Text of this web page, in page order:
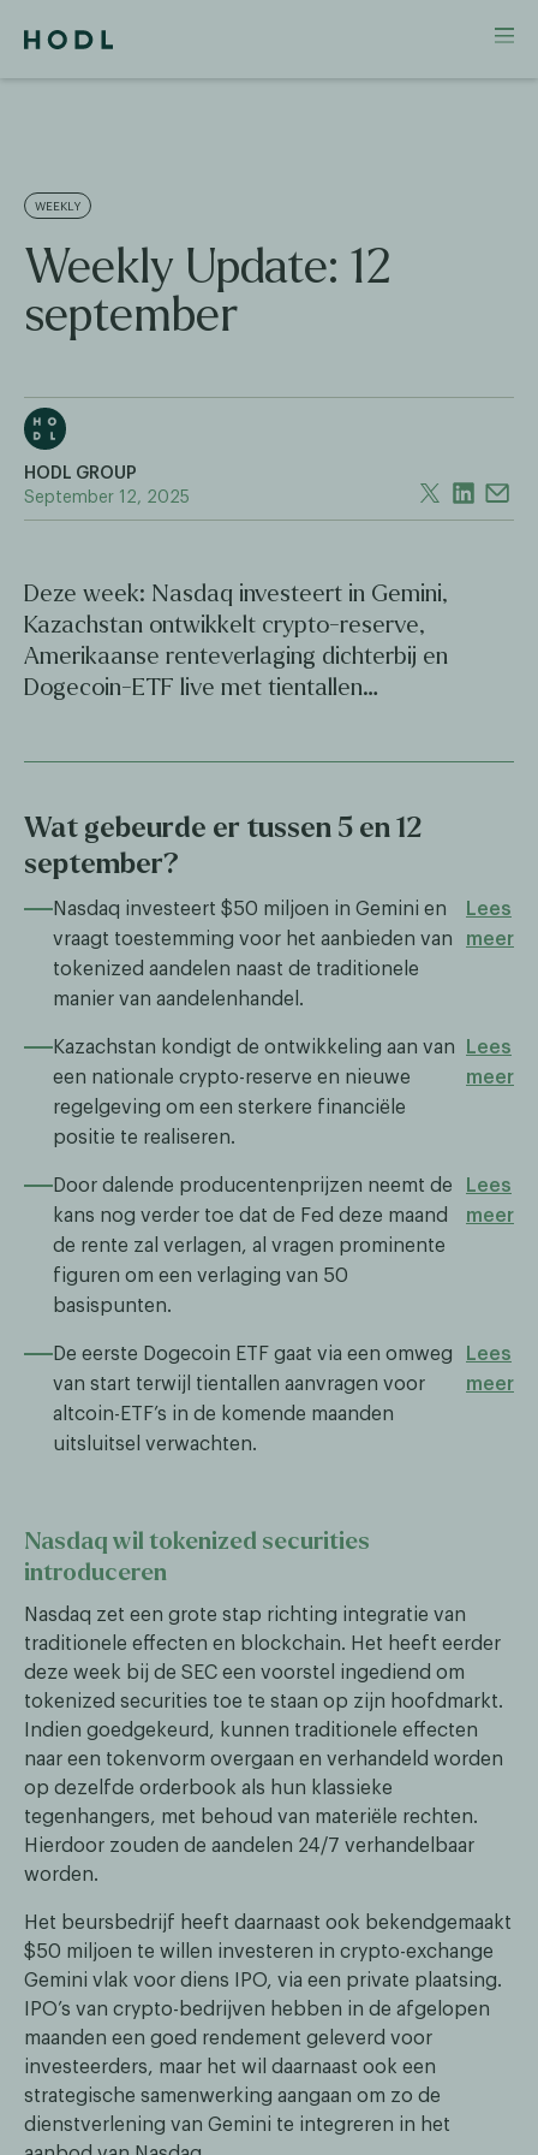
WEEKLY
Weekly Update: 12
september
HODL GROUP
September 12, 2025
Deze week: Nasdaq investeert in Gemini,
Kazachstan ontwikkelt crypto-reserve,
Amerikaanse renteverlaging dichterbij en
Dogecoin-ETF live met tientallen…
Wat gebeurde er tussen 5 en 12
september?
Nasdaq investeert $50 miljoen in Gemini en
vraagt toestemming voor het aanbieden van
tokenized aandelen naast de traditionele
manier van aandelenhandel.
Lees
meer
Kazachstan kondigt de ontwikkeling aan van
een nationale crypto-reserve en nieuwe
regelgeving om een sterkere financiële
positie te realiseren.
Lees
meer
Door dalende producentenprijzen neemt de
kans nog verder toe dat de Fed deze maand
de rente zal verlagen, al vragen prominente
figuren om een verlaging van 50
basispunten.
Lees
meer
De eerste Dogecoin ETF gaat via een omweg
van start terwijl tientallen aanvragen voor
altcoin-ETF’s in de komende maanden
uitsluitsel verwachten.
Lees
meer
Nasdaq wil tokenized securities
introduceren
Nasdaq zet een grote stap richting integratie van
traditionele effecten en blockchain. Het heeft eerder
deze week bij de SEC een voorstel ingediend om
tokenized securities toe te staan op zijn hoofdmarkt.
Indien goedgekeurd, kunnen traditionele effecten
naar een tokenvorm overgaan en verhandeld worden
op dezelfde orderbook als hun klassieke
tegenhangers, met behoud van materiële rechten.
Hierdoor zouden de aandelen 24/7 verhandelbaar
worden.
Het beursbedrijf heeft daarnaast ook bekendgemaakt
$50 miljoen te willen investeren in crypto-exchange
Gemini vlak voor diens IPO, via een private plaatsing.
IPO’s van crypto-bedrijven hebben in de afgelopen
maanden een goed rendement geleverd voor
investeerders, maar het wil daarnaast ook een
strategische samenwerking aangaan om zo de
dienstverlening van Gemini te integreren in het